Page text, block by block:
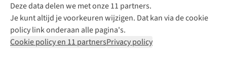
Deze data delen we met onze 11 partners.
Je kunt altijd je voorkeuren wijzigen. Dat kan via de cookie
policy link onderaan alle pagina's.
Cookie policy en 11 partnersPrivacy policy